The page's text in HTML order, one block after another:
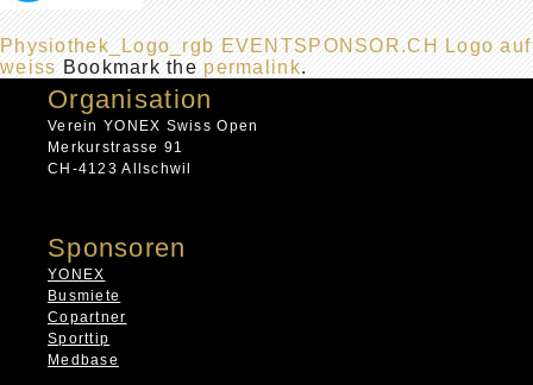
Physiothek_Logo_rgb EVENTSPONSOR.CH Logo auf
weissBookmark thepermalink.
Organisation
Verein YONEX Swiss Open
Merkurstrasse 91
CH-4123 Allschwil
Sponsoren
YONEX
Busmiete
Copartner
Sporttip
Medbase